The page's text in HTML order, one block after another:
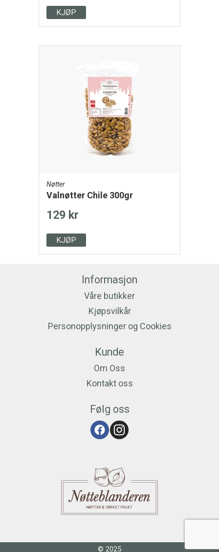
KJØP
Nøtter
Valnøtter Chile 300gr
129 kr
KJØP
Informasjon
Våre butikker
Kjøpsvilkår
Personopplysninger og Cookies
Kunde
Om Oss
Kontakt oss
Følg oss
© 2025